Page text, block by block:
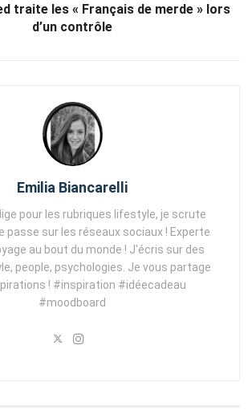
traite les « Français de merde » lors
d’un contrôle
Emilia Biancarelli
pour les rubriques lifestyle, je scrute
passe sur les réseaux sociaux ! Experte
au bout du monde ! J'écris sur des
people, psychologies. Je vous partage
! #inspiration #idéecadeau
#moodboard